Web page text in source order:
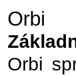
Orbi
Orbi